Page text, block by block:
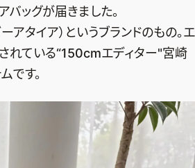
販
バッグが届きました。
アタイア）というブランドのもの。エ
れている“150cmエディター"宮崎
です。